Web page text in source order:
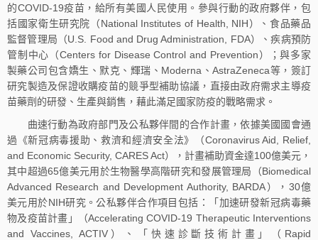
的COVID-19疫苗，給所有美國人民使用。參與行動的政府夥伴，包
括國家衛生研究院（National Institutes of Health, NIH）、食品藥品
監督管理局（U.S. Food and Drug Administration, FDA）、疾病預防
管制中心（Centers for Disease Control and Prevention）；與多家
製藥公司包含嬌生、默克、輝瑞、Moderna、AstraZeneca等，簽訂
研究製造及保證收購疫苗的競爭型補助協議，直接由政府需求主導疫
苗藥劑的研發、生產與銷售，藉此滿足國家防疫的戰略需求。
曲速行動為政府部門及公私夥伴間的合作計畫，依據美國國會通
過《新冠病毒援助、救濟和經濟安全法》（Coronavirus Aid, Relief,
and Economic Security, CARES Act），計畫補助資金達100億美元，
其中超過65億美元用於生物醫學高階研究和發展管理局（Biomedical
Advanced Research and Development Authority, BARDA），30億
美元用於NIH研究。公私夥伴合作項目包括：「加速研發新冠病毒藥
物及疫苗計畫」（Accelerating COVID-19 Therapeutic Interventions
and Vaccines, ACTIV）、「快速診斷技術計畫」（Rapid